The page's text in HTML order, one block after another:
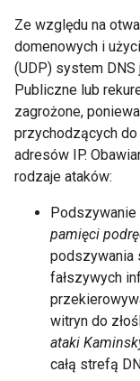
Ze względu na
domenowych i
(UDP) system DNS
Publiczne lub
zagrożone,
przychodzących
adresów IP.
rodzaje ataków:
pamięci
podszywania
fałszywych
witryn do
ataki
całą strefą